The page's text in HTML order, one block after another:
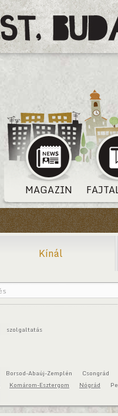
MAGAZIN
Kínál
szolgaltatás
Borsod-Abaúj-Zemplén
Csongrád
Komárom-Esztergom Nógrád